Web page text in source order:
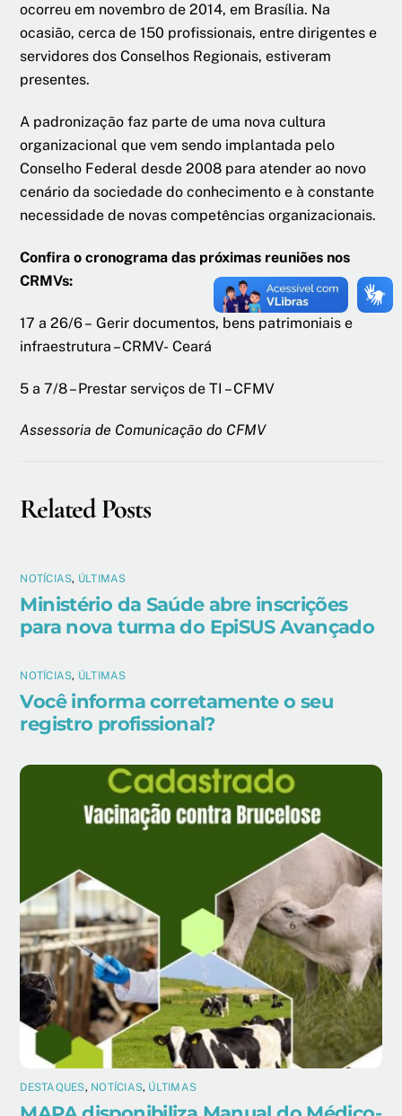
ocorreu em novembro de 2014, em Brasília. Na
ocasião, cerca de 150 profissionais, entre dirigentes e
servidores dos Conselhos Regionais, estiveram
presentes.
A padronização faz parte de uma nova cultura
organizacional que vem sendo implantada pelo
Conselho Federal desde 2008 para atender ao novo
cenário da sociedade do conhecimento e à constante
necessidade de novas competências organizacionais.
Confira o cronograma das próximas reuniões nos
CRMVs:
17 a 26/6 – Gerir documentos, bens patrimoniais e
infraestrutura – CRMV- Ceará
5 a 7/8 – Prestar serviços de TI – CFMV
Assessoria de Comunicação do CFMV
Related Posts
NOTÍCIAS, ÚLTIMAS
Ministério da Saúde abre inscrições
para nova turma do EpiSUS Avançado
NOTÍCIAS, ÚLTIMAS
Você informa corretamente o seu
registro profissional?
DESTAQUES, NOTÍCIAS, ÚLTIMAS